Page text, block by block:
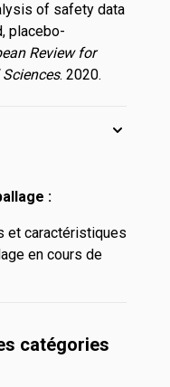
of safety data
placebo-
Review for
. 2020.
:
et caractéristiques
en cours de
catégories